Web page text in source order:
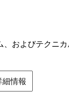
およびテクニカ
情報